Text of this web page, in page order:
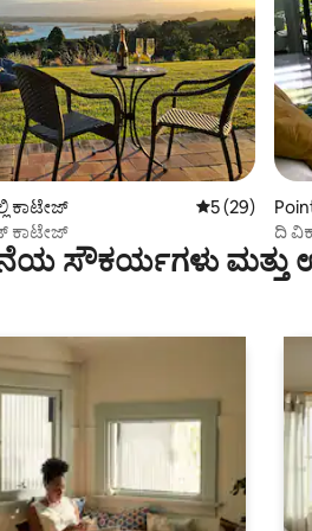
95 ವಿಮರ್ಶೆಗಳು
ಕಾಟೇಜ್ 5 ರಲ್ಲಿ 5
5 (29)
ಕಾಟೇಜ್
ದಿ
ಸೌಕರ್ಯಗಳು ಮತ್ತು